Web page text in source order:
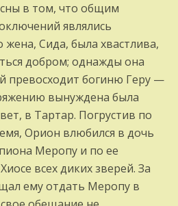
в том, что общим
являлись
Сида, была хвастлива,
добром; однажды она
превосходит бо­гиню Геру —
вынуждена была
в Тартар. Погрустив по
Орион влюбился в дочь
Меропу и по ее
всех диких зверей. За
ему отдать Меропу в